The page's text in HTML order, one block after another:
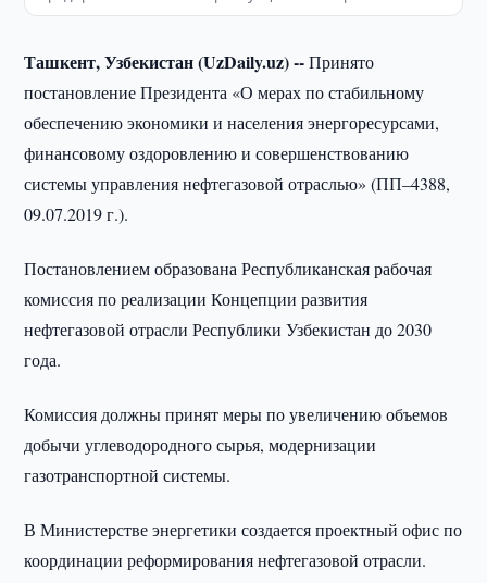
Ташкент, Узбекистан (UzDaily.uz) --Принято
постановление Президента «О мерах по стабильному
обеспечению экономики и населения энергоресурсами,
финансовому оздоровлению и совершенствованию
системы управления нефтегазовой отраслью» (ПП–4388,
09.07.2019 г.).
Постановлением образована Республиканская рабочая
комиссия по реализации Концепции развития
нефтегазовой отрасли Республики Узбекистан до 2030
года.
Комиссия должны принят меры по увеличению объемов
добычи углеводородного сырья, модернизации
газотранспортной системы.
В Министерстве энергетики создается проектный офис по
координации реформирования нефтегазовой отрасли.